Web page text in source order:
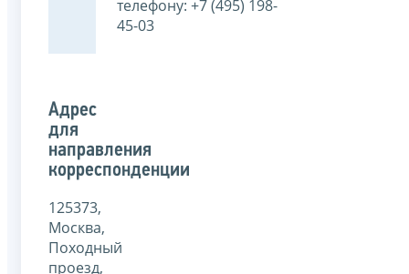
телефону: +7 (495) 198-
45-03
Адрес
для
направления
корреспонденции
125373,
Москва,
Походный
проезд,